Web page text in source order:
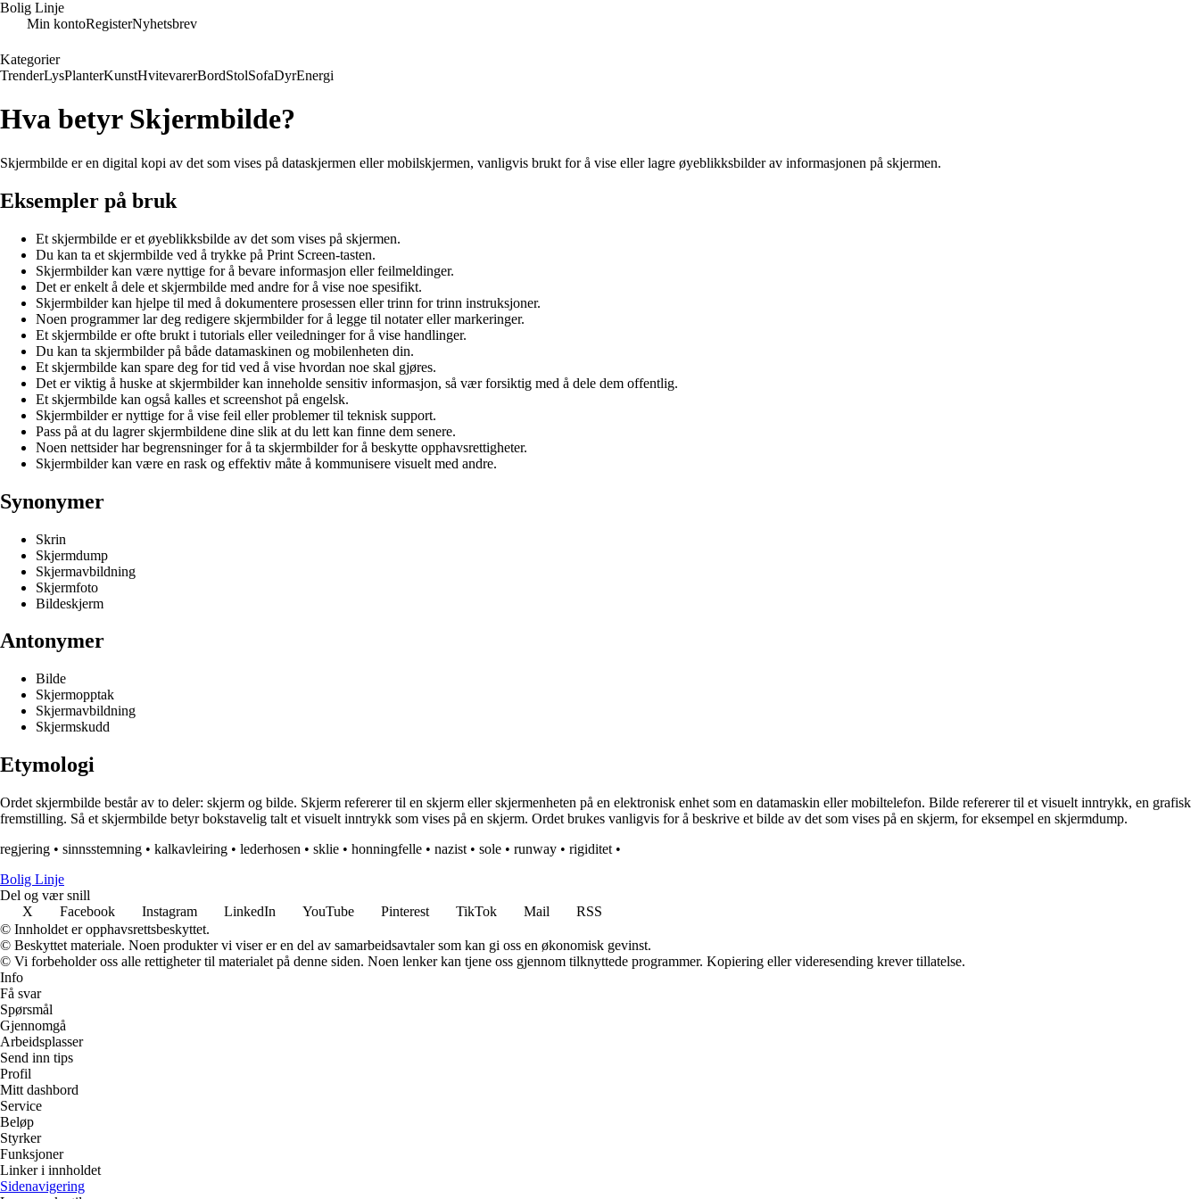
Bolig Linje
Min kontoRegisterNyhetsbrev
Kategorier
TrenderLysPlanterKunstHvitevarerBordStolSofaDyrEnergi
Hva betyr Skjermbilde?
Skjermbilde er en digital kopi av det som vises på dataskjermen eller mobilskjermen, vanligvis brukt for å vise eller lagre øyeblikksbilder av informasjonen på skjermen.
Eksempler på bruk
Et skjermbilde er et øyeblikksbilde av det som vises på skjermen.
Du kan ta et skjermbilde ved å trykke på Print Screen-tasten.
Skjermbilder kan være nyttige for å bevare informasjon eller feilmeldinger.
Det er enkelt å dele et skjermbilde med andre for å vise noe spesifikt.
Skjermbilder kan hjelpe til med å dokumentere prosessen eller trinn for trinn instruksjoner.
Noen programmer lar deg redigere skjermbilder for å legge til notater eller markeringer.
Et skjermbilde er ofte brukt i tutorials eller veiledninger for å vise handlinger.
Du kan ta skjermbilder på både datamaskinen og mobilenheten din.
Et skjermbilde kan spare deg for tid ved å vise hvordan noe skal gjøres.
Det er viktig å huske at skjermbilder kan inneholde sensitiv informasjon, så vær forsiktig med å dele dem offentlig.
Et skjermbilde kan også kalles et screenshot på engelsk.
Skjermbilder er nyttige for å vise feil eller problemer til teknisk support.
Pass på at du lagrer skjermbildene dine slik at du lett kan finne dem senere.
Noen nettsider har begrensninger for å ta skjermbilder for å beskytte opphavsrettigheter.
Skjermbilder kan være en rask og effektiv måte å kommunisere visuelt med andre.
Synonymer
Skrin
Skjermdump
Skjermavbildning
Skjermfoto
Bildeskjerm
Antonymer
Bilde
Skjermopptak
Skjermavbildning
Skjermskudd
Etymologi
Ordet skjermbilde består av to deler: skjerm og bilde. Skjerm refererer til en skjerm eller skjermenheten på en elektronisk enhet som en datamaskin eller mobiltelefon. Bilde refererer til et visuelt inntrykk, en grafisk
fremstilling. Så et skjermbilde betyr bokstavelig talt et visuelt inntrykk som vises på en skjerm. Ordet brukes vanligvis for å beskrive et bilde av det som vises på en skjerm, for eksempel en skjermdump.
regjering • sinnsstemning • kalkavleiring • lederhosen • sklie • honningfelle • nazist • sole • runway • rigiditet •
Bolig Linje
Del og vær snill
X
Facebook Instagram LinkedIn YouTube Pinterest TikTok Mail
RSS
© Innholdet er opphavsrettsbeskyttet.
© Beskyttet materiale. Noen produkter vi viser er en del av samarbeidsavtaler som kan gi oss en økonomisk gevinst.
© Vi forbeholder oss alle rettigheter til materialet på denne siden. Noen lenker kan tjene oss gjennom tilknyttede programmer. Kopiering eller videresending krever tillatelse.
Info
Få svar
Spørsmål
Gjennomgå
Arbeidsplasser
Send inn tips
Profil
Mitt dashbord
Service
Beløp
Styrker
Funksjoner
Linker i innholdet
Sidenavigering